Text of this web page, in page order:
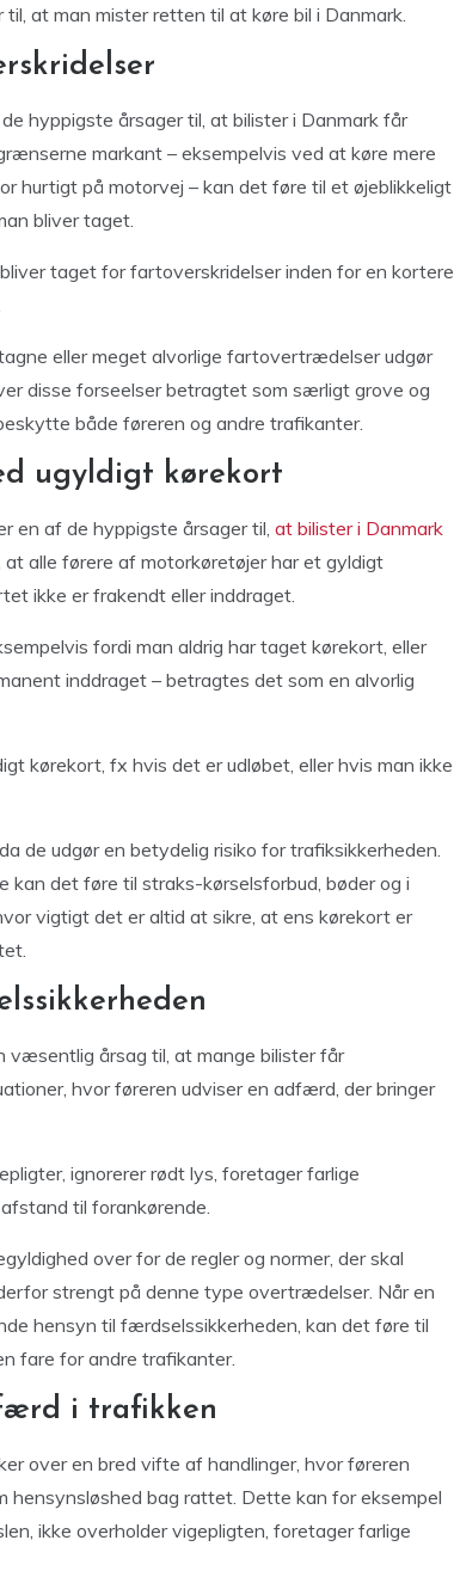
at man mister retten til at køre bil i Danmark.
hyppigste årsager til, at bilister i Danmark får
markant – eksempelvis ved at køre mere
hurtigt på motorvej – kan det føre til et øjeblikkeligt
bliver taget.
taget for fartoverskridelser inden for en kortere
eller meget alvorlige fartovertrædelser udgør
disse forseelser betragtet som særligt grove og
både føreren og andre trafikanter.
ugyldigt kørekort
en af de hyppigste årsager til, at bilister i Danmark
at alle førere af motorkøretøjer har et gyldigt
ikke er frakendt eller inddraget.
fordi man aldrig har taget kørekort, eller
inddraget – betragtes det som en alvorlig
kørekort, fx hvis det er udløbet, eller hvis man ikke
de udgør en betydelig risiko for trafiksikkerheden.
det føre til straks-kørselsforbud, bøder og i
vigtigt det er altid at sikre, at ens kørekort er
væsentlig årsag til, at mange bilister får
hvor føreren udviser en adfærd, der bringer
ignorerer rødt lys, foretager farlige
til forankørende.
over for de regler og normer, der skal
strengt på denne type overtrædelser. Når en
hensyn til færdselssikkerheden, kan det føre til
fare for andre trafikanter.
i trafikken
over en bred vifte af handlinger, hvor føreren
hensynsløshed bag rattet. Dette kan for eksempel
ikke overholder vigepligten, foretager farlige